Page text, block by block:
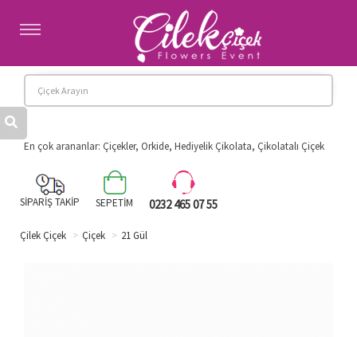
Hakkımızda
Banka Hesaplarımız
Diğer İllere Çiçek
İletişim
En çok arananlar: Çiçekler, Orkide, Hediyelik Çikolata, Çikolatalı Çiçek
SİPARİŞ TAKİP SEPETİM 0232 465 07 55
Çilek Çiçek Çiçek 21 Gül